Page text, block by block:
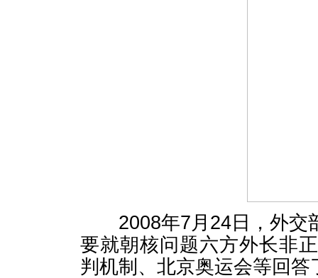
2008年7月24日，外交
要就朝核问题六方外长非
判机制、北京奥运会等回答